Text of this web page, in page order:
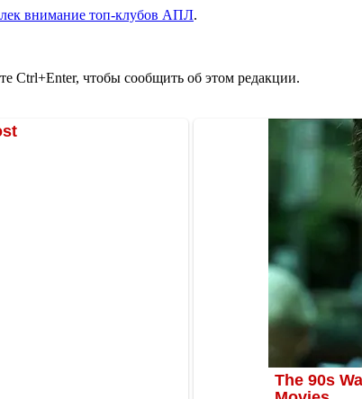
внимание топ-клубов АПЛ.
Ctrl+Enter, чтобы сообщить об этом редакции.